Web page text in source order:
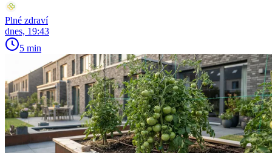
Plné zdraví
dnes, 19:43
5 min